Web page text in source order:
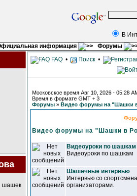
В
информация Форумы
шашек
FAQ • Поиск •
Московское время Авг 10, 2026 - 05:28
Время в формате GMT + 3
Форумы » Видео форумы на "Шашки
Видео форумы на "Шашки в
Видеоуроки по шашкам
Видеоуроки по шашкам
Шашечные интервью
Интервью со
организаторами.